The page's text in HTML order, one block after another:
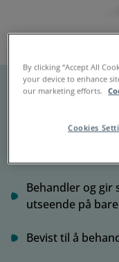
Nailner 2 In 1
Behandler og
Behandler og gir
utseende på
Bevist til å
By clicking “Accept All
your device to enhance
our marketing efforts.
Cookies